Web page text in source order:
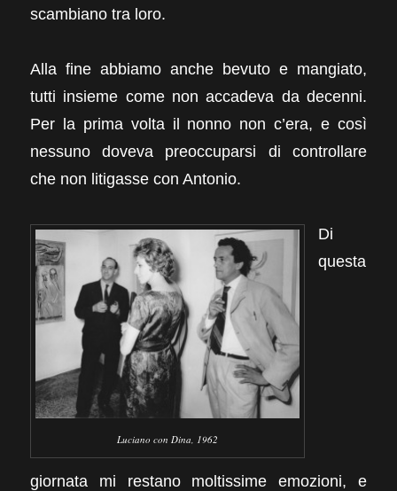
scambiano tra loro.
Alla fine abbiamo anche bevuto e mangiato,
tutti insieme come non accadeva da decenni.
Per la prima volta il nonno non c’era, e così
nessuno doveva preoccuparsi di controllare
che non litigasse con Antonio.
Luciano con Dina, 1962
Di
questa
giornata mi restano moltissime emozioni, e